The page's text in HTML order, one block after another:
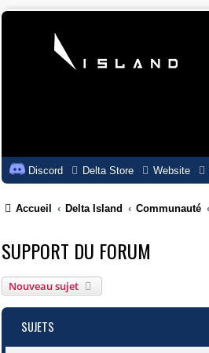
Discord Delta Store Website
Accueil Delta Island Communauté
SUPPORT DU FORUM
Nouveau sujet
SUJETS